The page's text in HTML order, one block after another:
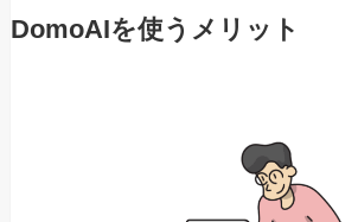
DomoAIを使うメリット